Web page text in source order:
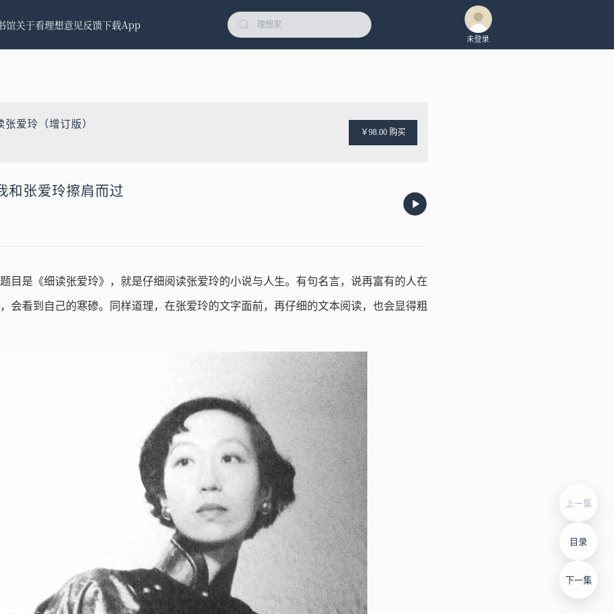
馆关于看理想意见反馈下载App
未登录
张爱玲（增订版）
￥98.00 购买
和张爱玲擦肩而过
上一集
目录
下一集
目是《细读张爱玲》，就是仔细阅读张爱玲的小说与人生。有句名言，说再富有的人在
会看到自己的寒碜。同样道理，在张爱玲的文字面前，再仔细的文本阅读，也会显得粗